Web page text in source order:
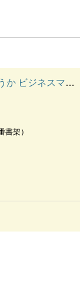
に書きためた「働くことの本質」
書架）